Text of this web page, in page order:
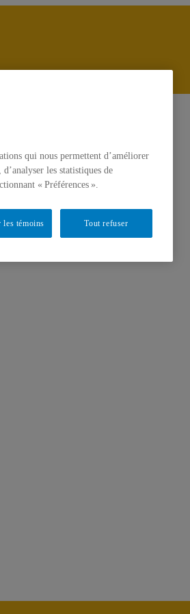
qui nous permettent d’améliorer
les statistiques de
« Préférences ».
Tout refuser
témoins